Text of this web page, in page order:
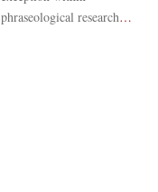
phraseological research…